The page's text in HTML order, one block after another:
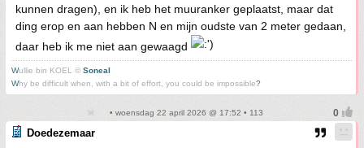
kunnen dragen), en ik heb het muuranker geplaatst, maar dat
ding erop en aan hebben N en mijn oudste van 2 meter gedaan,
daar heb ik me niet aan gewaagd
Wullie bin KOEL © Soneal
Why be difficult when, with a bit of effort, you could be impossible?
• woensdag 22 april 2026 @ 17:52 • 113
Doedezemaar